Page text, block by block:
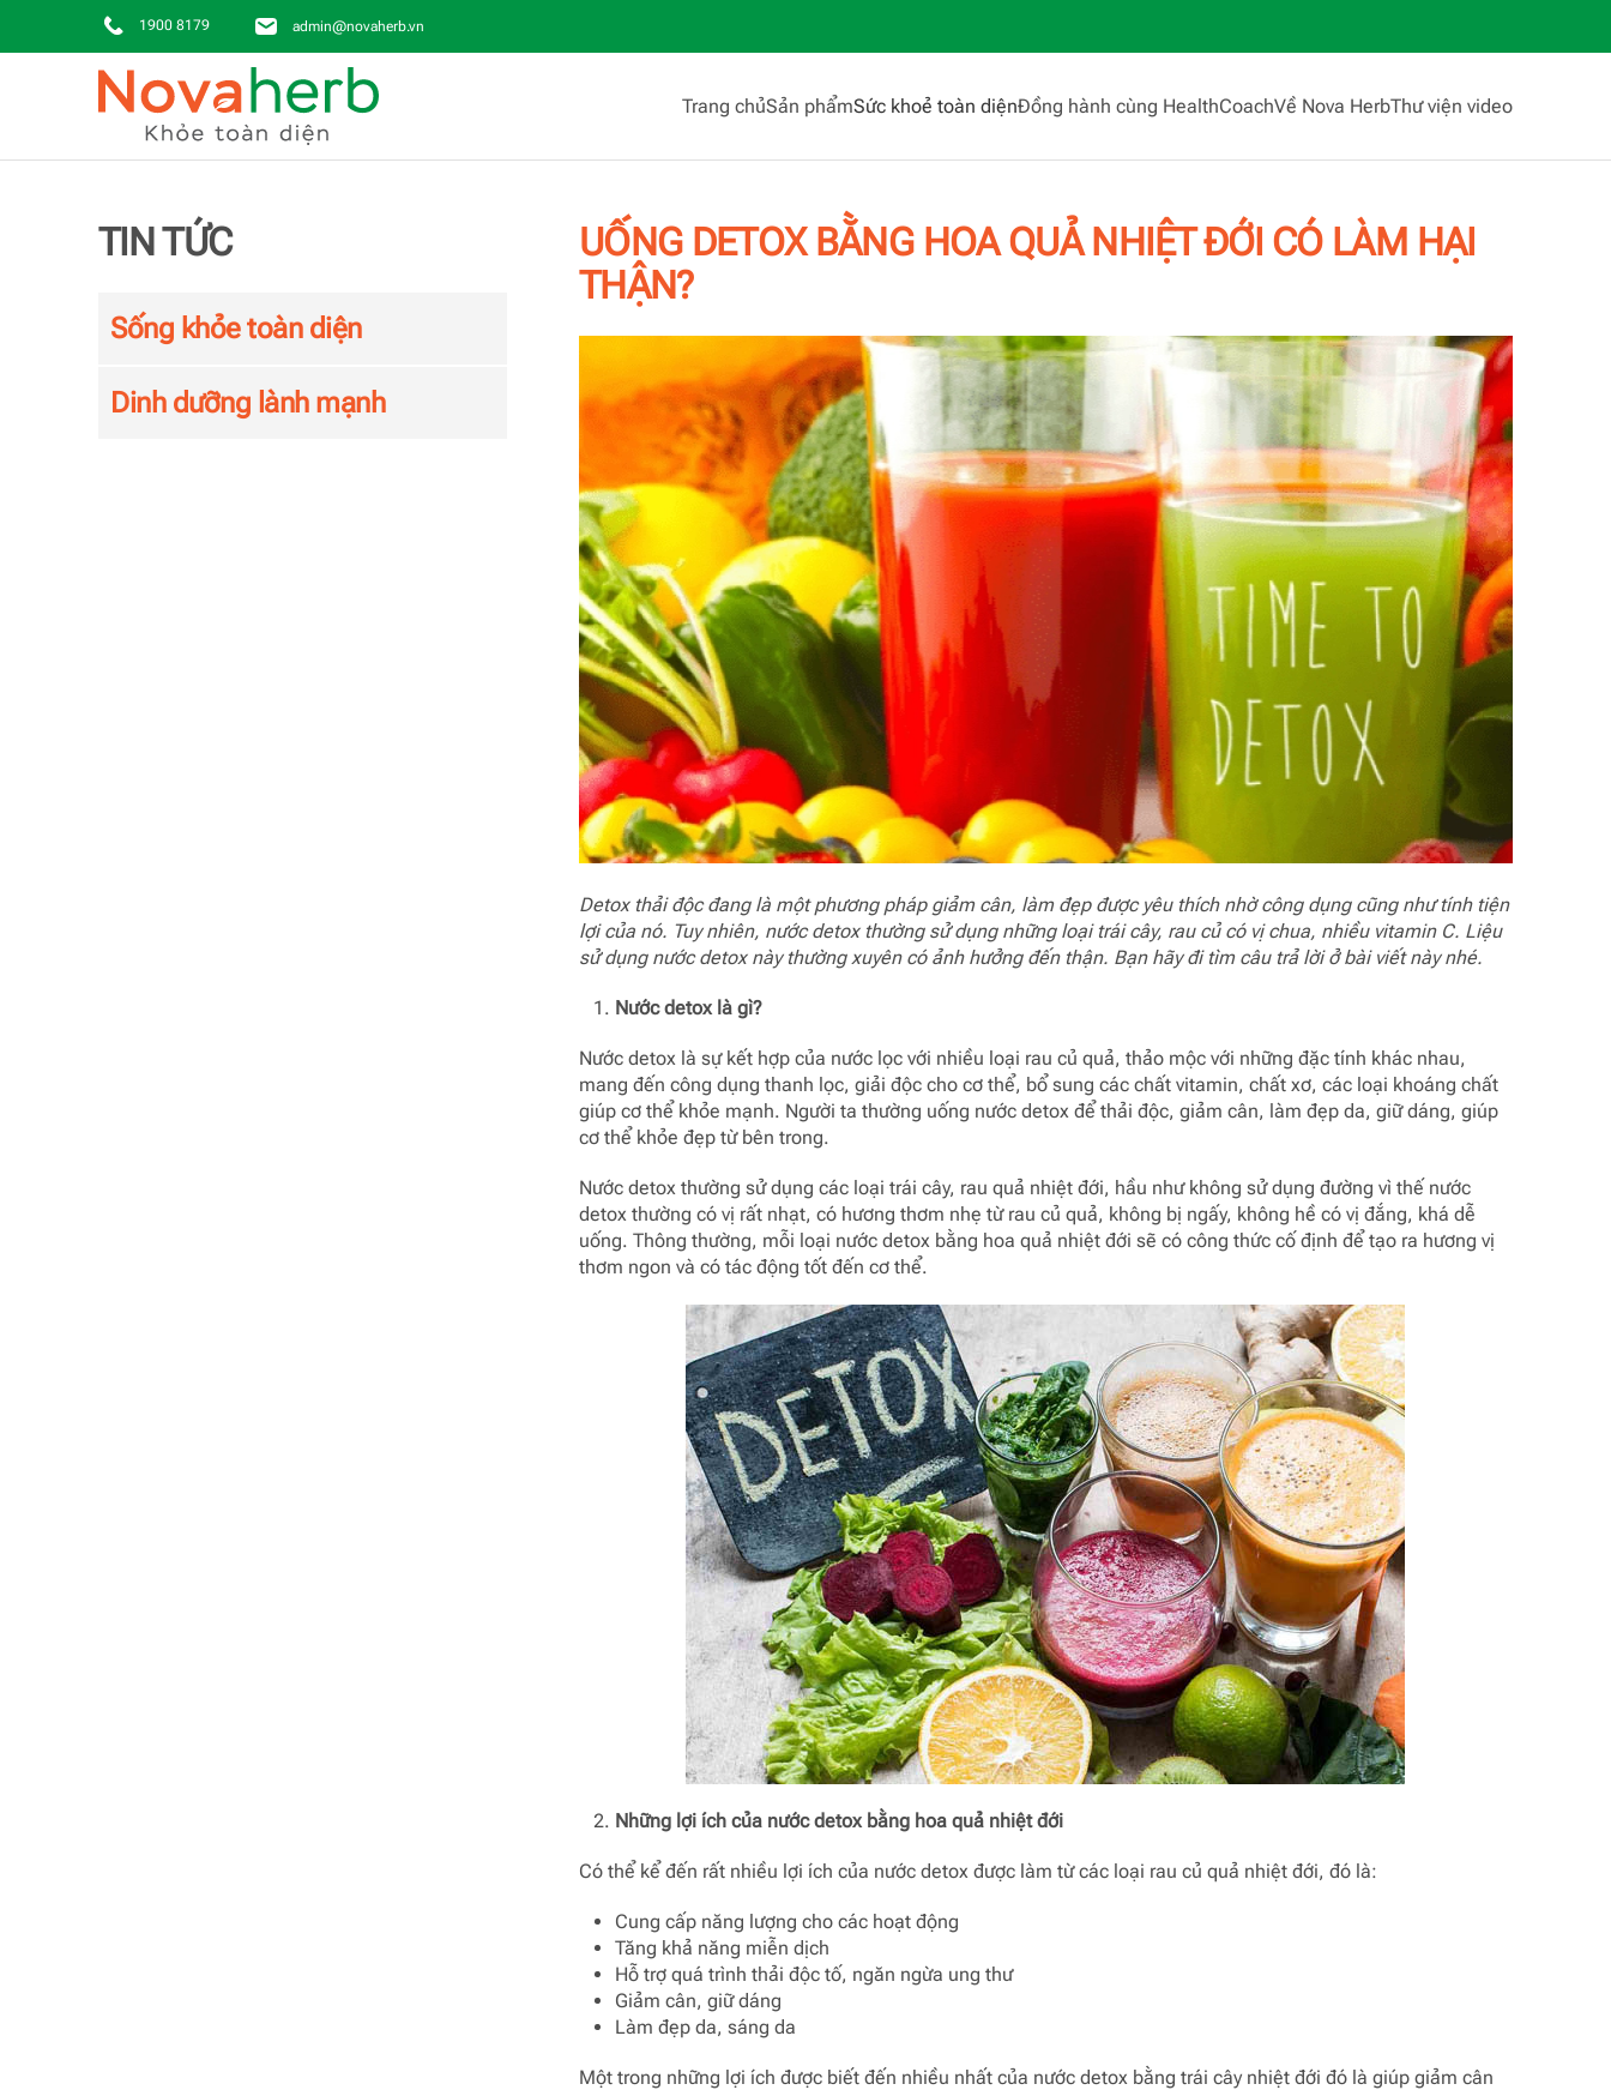
Skip to main content
1900 8179 admin@novaherb.vn
Trang chủSản phẩmSức khoẻ toàn diệnĐồng hành cùng HealthCoachVề Nova HerbThư viện video
TIN TỨC
Sống khỏe toàn diện
Dinh dưỡng lành mạnh
UỐNG DETOX BẰNG HOA QUẢ NHIỆT ĐỚI CÓ LÀM HẠI
THẬN?
Detox thải độc đang là một phương pháp giảm cân, làm đẹp được yêu thích nhờ công dụng cũng như tính tiện
lợi của nó. Tuy nhiên, nước detox thường sử dụng những loại trái cây, rau củ có vị chua, nhiều vitamin C. Liệu
sử dụng nước detox này thường xuyên có ảnh hưởng đến thận. Bạn hãy đi tìm câu trả lời ở bài viết này nhé.
Nước detox là gì?
Nước detox là sự kết hợp của nước lọc với nhiều loại rau củ quả, thảo mộc với những đặc tính khác nhau,
mang đến công dụng thanh lọc, giải độc cho cơ thể, bổ sung các chất vitamin, chất xơ, các loại khoáng chất
giúp cơ thể khỏe mạnh. Người ta thường uống nước detox để thải độc, giảm cân, làm đẹp da, giữ dáng, giúp
cơ thể khỏe đẹp từ bên trong.
Nước detox thường sử dụng các loại trái cây, rau quả nhiệt đới, hầu như không sử dụng đường vì thế nước
detox thường có vị rất nhạt, có hương thơm nhẹ từ rau củ quả, không bị ngấy, không hề có vị đắng, khá dễ
uống. Thông thường, mỗi loại nước detox bằng hoa quả nhiệt đới sẽ có công thức cố định để tạo ra hương vị
thơm ngon và có tác động tốt đến cơ thể.
Những lợi ích của nước detox bằng hoa quả nhiệt đới
Có thể kể đến rất nhiều lợi ích của nước detox được làm từ các loại rau củ quả nhiệt đới, đó là:
Cung cấp năng lượng cho các hoạt động
Tăng khả năng miễn dịch
Hỗ trợ quá trình thải độc tố, ngăn ngừa ung thư
Giảm cân, giữ dáng
Làm đẹp da, sáng da
Một trong những lợi ích được biết đến nhiều nhất của nước detox bằng trái cây nhiệt đới đó là giúp giảm cân